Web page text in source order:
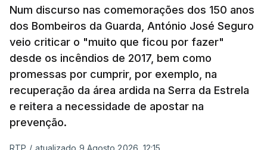
Num discurso nas comemorações dos 150 anos
dos Bombeiros da Guarda, António José Seguro
veio criticar o "muito que ficou por fazer"
desde os incêndios de 2017, bem como
promessas por cumprir, por exemplo, na
recuperação da área ardida na Serra da Estrela
e reitera a necessidade de apostar na
prevenção.
RTP / atualizado 9 Agosto 2026, 12:15